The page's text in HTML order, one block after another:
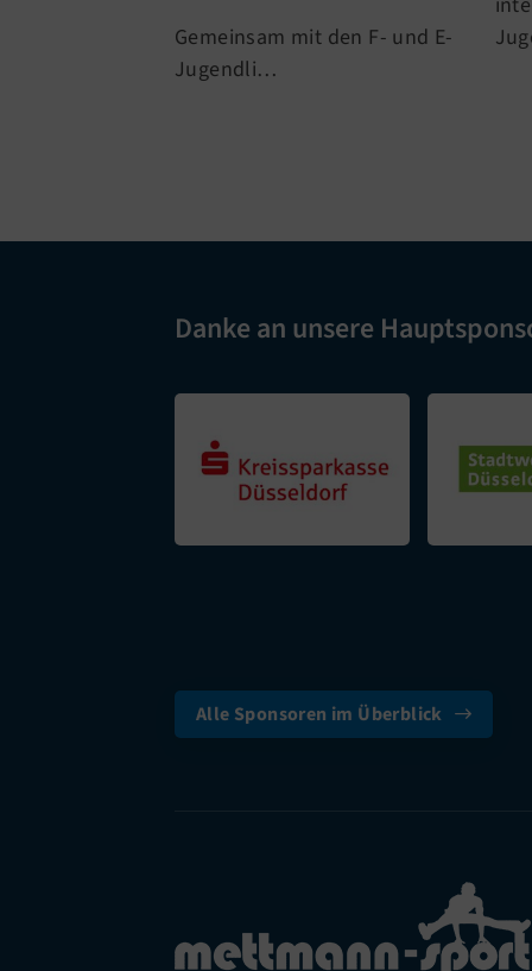
Gemeinsam mit den F- und E-
Jugendli…
Danke an unsere
Alle Sponsoren im Überblick